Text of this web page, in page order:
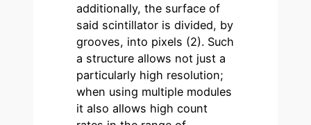
additionally, the surface of
said scintillator is divided, by
grooves, into pixels (2). Such
a structure allows not just a
particularly high resolution;
when using multiple modules
it also allows high count